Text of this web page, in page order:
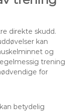
direkte skudd.
kan
og
trening
for
betydelig